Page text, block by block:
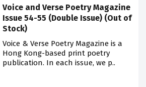
Voice and Verse Poetry Magazine
Issue 54-55 (Double Issue) (Out of
Stock)
Voice & Verse Poetry Magazine is a
Hong Kong-based print poetry
publication. In each issue, we p..